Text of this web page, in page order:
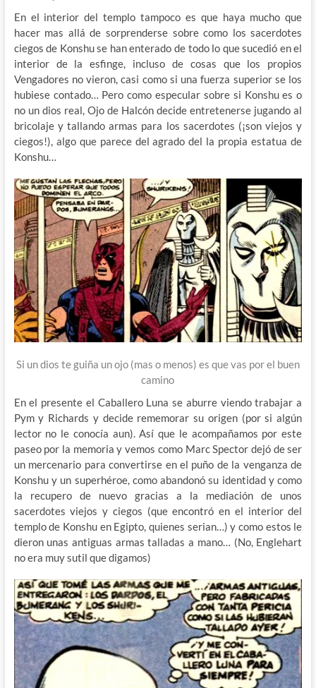
En el interior del templo tampoco es que haya mucho que
hacer mas allá de sorprenderse sobre como los sacerdotes
ciegos de Konshu se han enterado de todo lo que sucedió en el
interior de la esfinge, incluso de cosas que los propios
Vengadores no vieron, casi como si una fuerza superior se los
hubiese contado… Pero como especular sobre si Konshu es o
no un dios real, Ojo de Halcón decide entretenerse jugando al
bricolaje y tallando armas para los sacerdotes (¡son viejos y
ciegos!), algo que parece del agrado del la propia estatua de
Konshu…
Si un dios te guiña un ojo (mas o menos) es que vas por el buen
camino
En el presente el Caballero Luna se aburre viendo trabajar a
Pym y Richards y decide rememorar su origen (por si algún
lector no le conocía aun). Así que le acompañamos por este
paseo por la memoria y vemos como Marc Spector dejó de ser
un mercenario para convertirse en el puño de la venganza de
Konshu y un superhéroe, como abandonó su identidad y como
la recupero de nuevo gracias a la mediación de unos
sacerdotes viejos y ciegos (que encontró en el interior del
templo de Konshu en Egipto, quienes serian…) y como estos le
dieron unas antiguas armas talladas a mano… (No, Englehart
no era muy sutil que digamos)